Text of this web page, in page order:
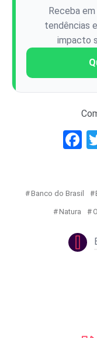
Receba
tendências
impacto
Banco do Brasil
Natura